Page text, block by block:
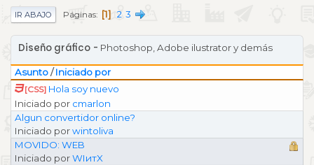
IR ABAJO Páginas 1 2 3
Diseño gráfico Photoshop, Adobe ilustrator y demás
Asunto/Iniciado por
[CSS] Hola soy nuevo
Iniciado por cmarlon
Algun convertidor online?
Iniciado porwintoliva
MOVIDO: WEB
Iniciado porWIитX